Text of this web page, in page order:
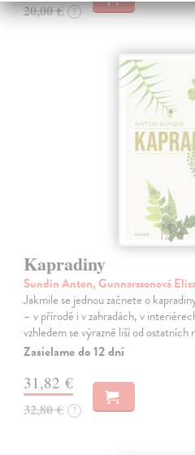
20,00 € ?
Kapradiny
Sundin Anton, Gunnarssonová
Jakmile se jednou začnete o
– v přírodě i v zahradách, v
vzhledem se výrazně liší od
Zasielame do 12 dní
31,82 €
32,80 € ?